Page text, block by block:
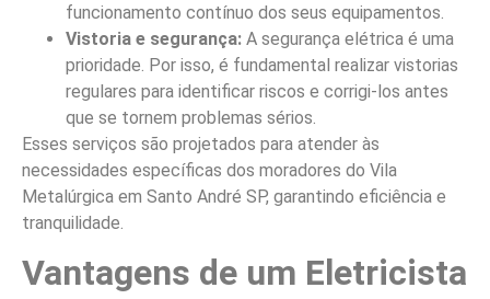
funcionamento contínuo dos seus equipamentos.
Vistoria e segurança: A segurança elétrica é uma
prioridade. Por isso, é fundamental realizar vistorias
regulares para identificar riscos e corrigi-los antes
que se tornem problemas sérios.
Esses serviços são projetados para atender às
necessidades específicas dos moradores do Vila
Metalúrgica em Santo André SP, garantindo eficiência e
tranquilidade.
Vantagens de um Eletricista